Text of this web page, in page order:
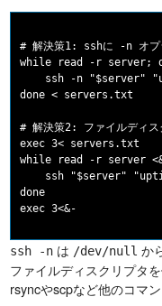
# 解決策1: sshに -n オプ
while read -r server;
ssh -n "$server"
done < servers.txt
# 解決策2: ファイルディス
exec 3< servers.txt
while read -r server
ssh "$server"
done
ssh -n は /dev/null か
ファイルディスクリプタ
rsyncやscpなど他のコマ